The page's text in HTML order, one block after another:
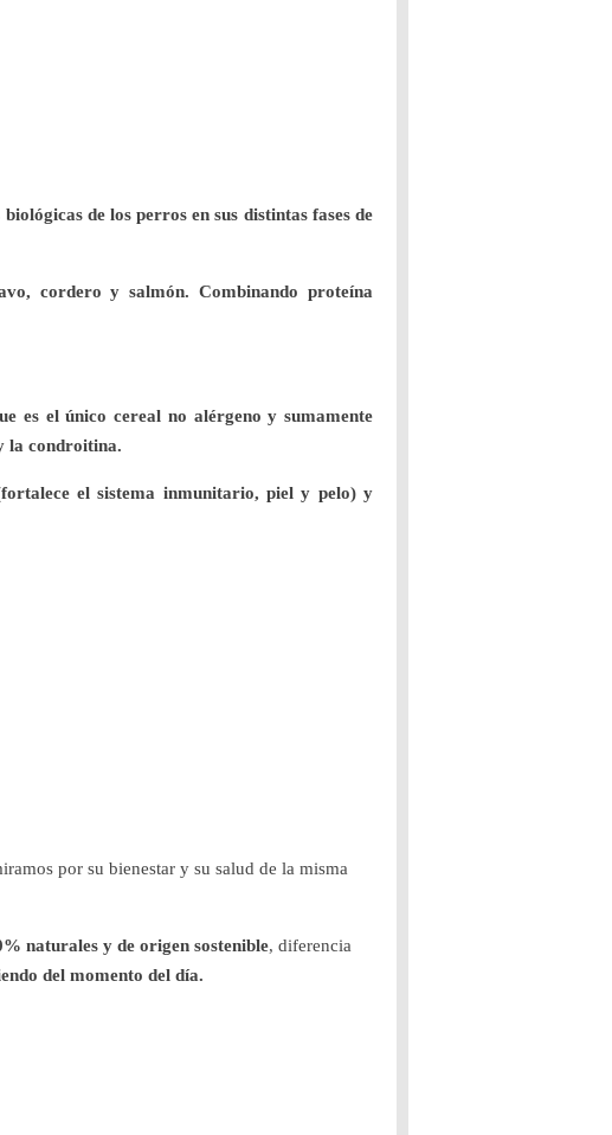
de los perros en sus distintas fases de
cordero y salmón. Combinando proteína
es el único cereal no alérgeno y sumamente
la condroitina.
el sistema inmunitario, piel y pelo) y
por su bienestar y su salud de la misma
naturales y de origen sostenible, diferencia
del momento del día.